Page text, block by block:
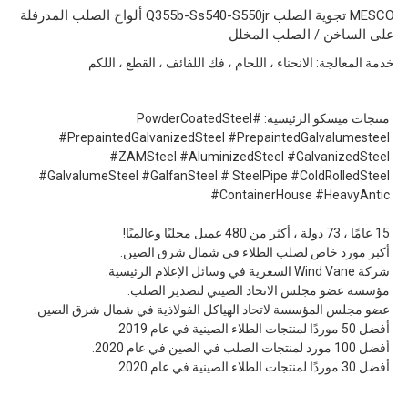
MESCO تجوية الصلب Q355b-Ss540-S550jr ألواح الصلب المدرفلة
على الساخن / الصلب المخلل
خدمة المعالجة: الانحناء ، اللحام ، فك اللفائف ، القطع ، اللكم
منتجات ميسكو الرئيسية: #PowderCoatedSteel
#PrepaintedGalvanizedSteel #PrepaintedGalvalumesteel
#ZAMSteel #AluminizedSteel #GalvanizedSteel
#GalvalumeSteel #GalfanSteel # SteelPipe #ColdRolledSteel
#ContainerHouse #HeavyAntic
15 عامًا ، 73 دولة ، أكثر من 480 عميل محليًا وعالميًا!
أكبر مورد خاص لصلب الطلاء في شمال شرق الصين.
شركة Wind Vane السعرية في وسائل الإعلام الرئيسية.
مؤسسة عضو مجلس الاتحاد الصيني لتصدير الصلب.
عضو مجلس المؤسسة لاتحاد الهياكل الفولاذية في شمال شرق الصين.
أفضل 50 موردًا لمنتجات الطلاء الصينية في عام 2019.
أفضل 100 مورد لمنتجات الصلب في الصين في عام 2020.
أفضل 30 موردًا لمنتجات الطلاء الصينية في عام 2020.